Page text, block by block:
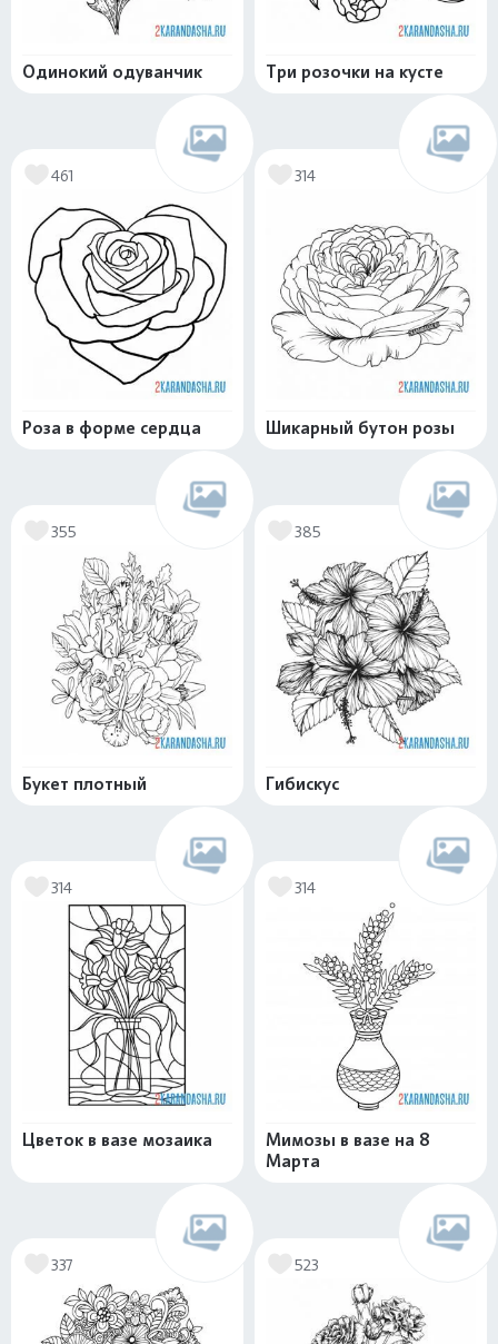
Одинокий одуванчик Три розочки на кусте
461
Роза в форме сердца
314
Шикарный бутон розы
355
Букет плотный
385
Гибискус
314
Цветок в вазе мозаика
314
Мимозы в вазе на 8
Марта
337 523